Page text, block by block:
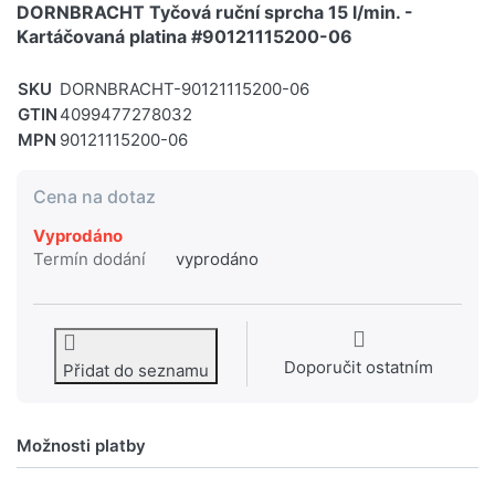
DORNBRACHT Tyčová ruční sprcha 15 l/min. -
Kartáčovaná platina #90121115200-06
SKU DORNBRACHT-90121115200-06
GTIN 4099477278032
MPN 90121115200-06
Cena na dotaz
Vyprodáno
Termín dodání
vyprodáno
Přidat do seznamu Doporučit ostatním
Možnosti platby